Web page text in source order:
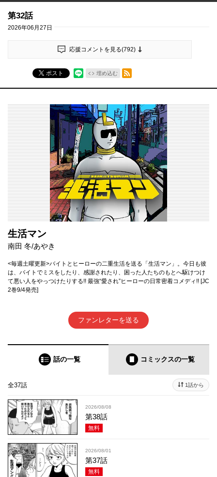
第32話
2026年06月27日
応援コメントを見る(792)
ポスト 埋め込む
RSSフィード
生活マン
南田 冬/あやき
<毎週土曜更新>バイトとヒーローの二重生活を送る「生活マン」。今日も彼
は、バイトでミスをしたり、感謝されたり、困った人たちのもとへ駆けつけ
て悪い人をやっつけたりする!! 最強“愛され”ヒーローの日常密着コメディ!! [JC
2巻9/4発売]
ファンレターを送る
話の一覧 コミックスの一覧
全37話 1話から
2026/08/08
第38話
無料
2026/08/01
第37話
無料